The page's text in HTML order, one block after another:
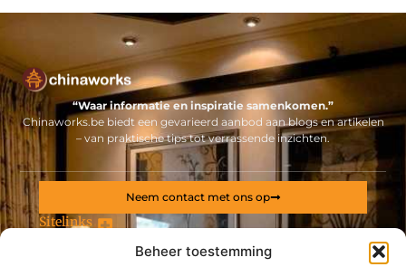
Beheer toestemming
“Waar informatie en inspiratie samenkomen.”
Chinaworks.be biedt een gevarieerd aanbod aan blogs en artikelen
– van praktische tips tot verrassende inzichten.
Sitelinks
Bericht categorie
Neem contact met ons op